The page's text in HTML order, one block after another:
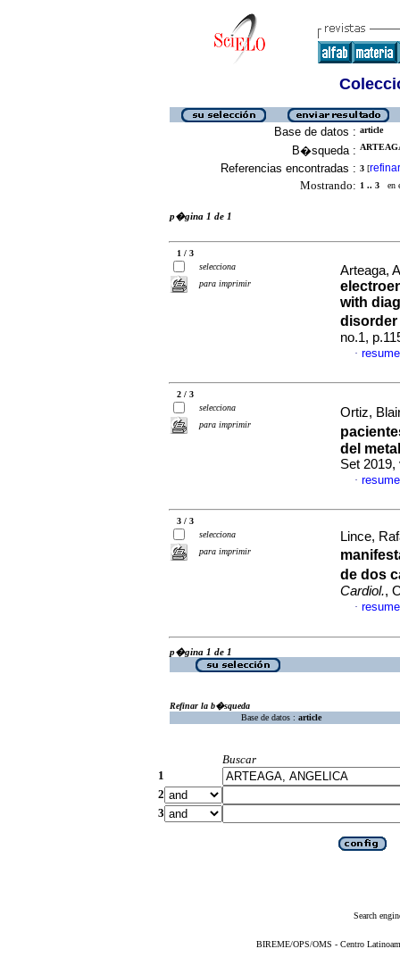
Base de datos : article
B�squeda :
Referencias encontradas : 3 [refinar
Mostrando: 1 .. 3 en
p�gina 1 de 1
1 / 3
selecciona
para imprimir
Arteaga,
with
no.1,
·
2 / 3
selecciona
para imprimir
Ortiz,
del
Set 2019,
·
3 / 3
selecciona
para imprimir
Lince,
de dos
Cardiol.,
·
p�gina 1 de 1
Refinar la b�squeda
Base de datos : article
Buscar
1
2
3
Search
BIREME/OPS/OMS - Centro